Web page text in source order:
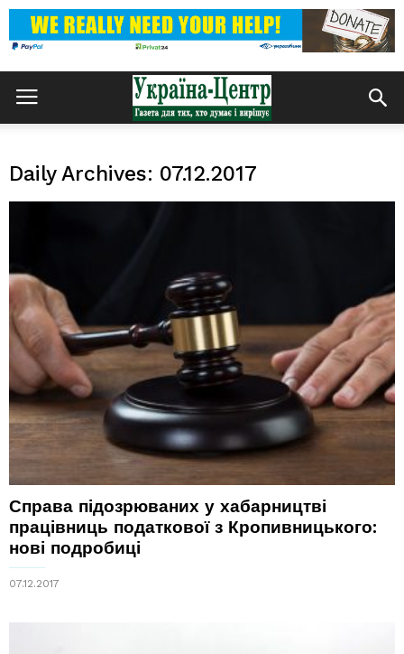
Daily Archives: 07.12.2017
Справа підозрюваних у хабарництві
працівниць податкової з Кропивницького:
нові подробиці
07.12.2017